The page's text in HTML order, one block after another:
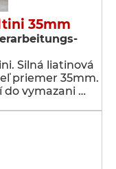
35mm
Silná liatinová
priemer 35mm.
do vymazani …